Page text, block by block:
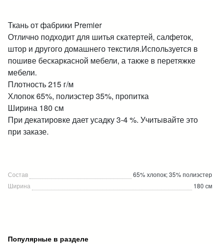
Ткань от фабрики Premier
Отлично подходит для шитья скатертей, салфеток,
штор и другого домашнего текстиля.Используется в
пошиве бескаркасной мебели, а также в перетяжке
мебели.
Плотность 215 г/м
Хлопок 65%, полиэстер 35%, пропитка
Ширина 180 см
При декатировке дает усадку 3-4 %. Учитывайте это
при заказе.
Состав
65% хлопок; 35% полиэстер
Ширина
180 см
Популярные в разделе